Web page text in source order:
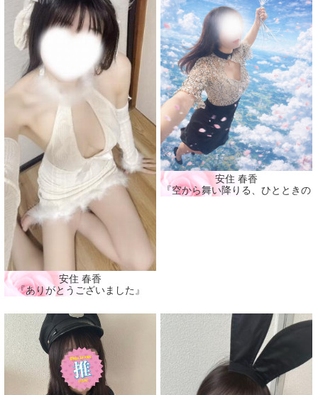
安住 春香
『ありがとうございました』
安住 春香
『空から舞い降りる、ひとときの